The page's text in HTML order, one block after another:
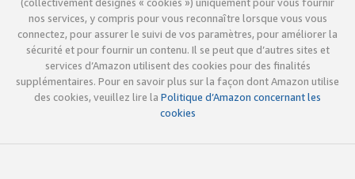
nos services, y compris pour vous reconnaître lorsque vous vous
connectez, pour assurer le suivi de vos paramètres, pour améliorer la
sécurité et pour fournir un contenu. Il se peut que d’autres sites et
services d’Amazon utilisent des cookies pour des finalités
supplémentaires. Pour en savoir plus sur la façon dont Amazon utilise
des cookies, veuillez lire la Politique d’Amazon concernant les
cookies